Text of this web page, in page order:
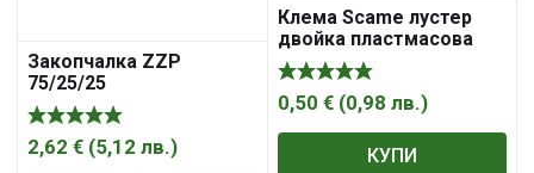
Закопчалка ZZP
75/25/25
2,62 € (5,12 лв.)
Клема Scame лустер
двойка пластмасова
10мм2, бял
0,50 € (0,98 лв.)
КУПИ